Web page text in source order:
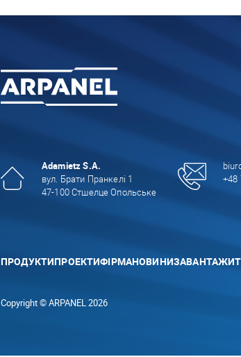
Adamietz S.A.
вул. Брати Пранкелі 1
47-100 Стшелце Опольське
+48
ПРОДУКТИПРОЕКТИФІРМАНОВИНИ
Copyright © ARPANEL 2026